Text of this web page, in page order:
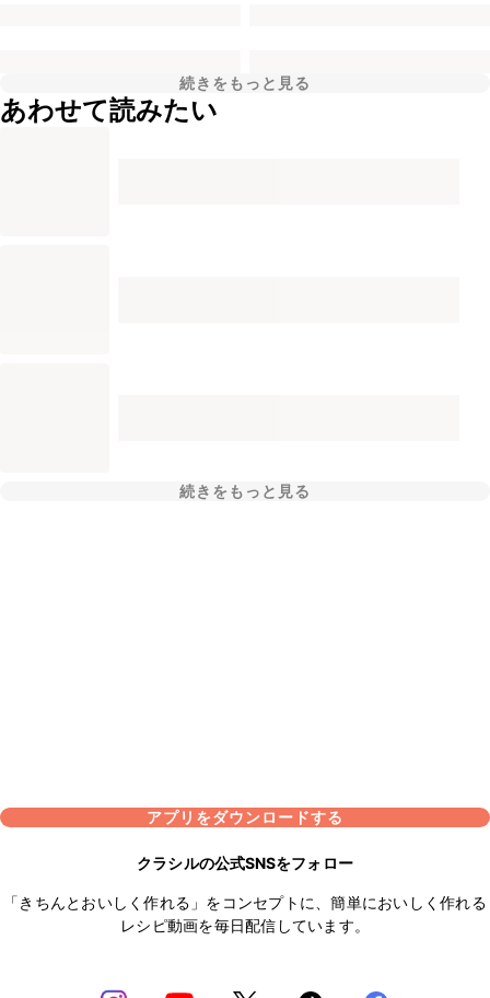
続きをもっと見る
あわせて読みたい
続きをもっと見る
アプリをダウンロードする
クラシルの公式SNSをフォロー
「きちんとおいしく作れる」をコンセプトに、簡単においしく作れる
レシピ動画を毎日配信しています。